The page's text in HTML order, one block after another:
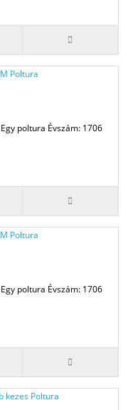
poltura Évszám: 1706
poltura Évszám: 1706